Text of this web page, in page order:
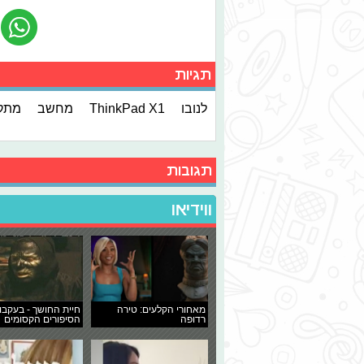
תגיות
לנובו ThinkPad X1 מחשב
תגובות
ווידיאו
מאחורי הקלעים: טירה
רדופה
חיית החושך -
הסיפורים הקסומים